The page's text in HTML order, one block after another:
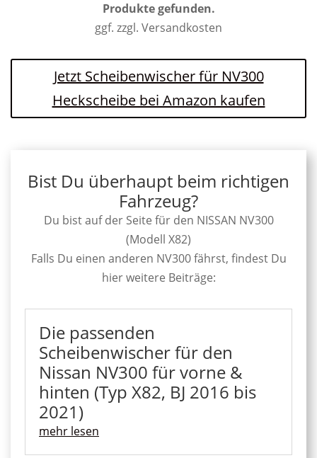
Produkte gefunden.
ggf. zzgl. Versandkosten
Jetzt Scheibenwischer für NV300
Heckscheibe bei Amazon kaufen
Bist Du überhaupt beim richtigen
Fahrzeug?
Du bist auf der Seite für den NISSAN NV300
(Modell X82)
Falls Du einen anderen NV300 fährst, findest Du
hier weitere Beiträge:
Die passenden
Scheibenwischer für den
Nissan NV300 für vorne &
hinten (Typ X82, BJ 2016 bis
2021)
mehr lesen